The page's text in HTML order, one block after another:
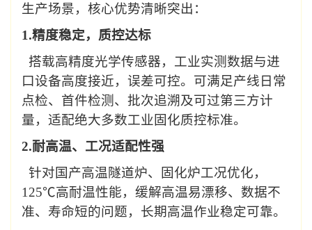
生产场景，核心优势清晰突出：
1.精度稳定，质控达标
搭载高精度光学传感器，工业实测数据与进
口设备高度接近，误差可控。可满足产线日常
点检、首件检测、批次追溯及可过第三方计
量，适配绝大多数工业固化质控标准。
2.耐高温、工况适配性强
针对国产高温隧道炉、固化炉工况优化，
125℃高耐温性能， 缓解高温易漂移、数据不
准、寿命短的问题，长期高温作业稳定可靠。